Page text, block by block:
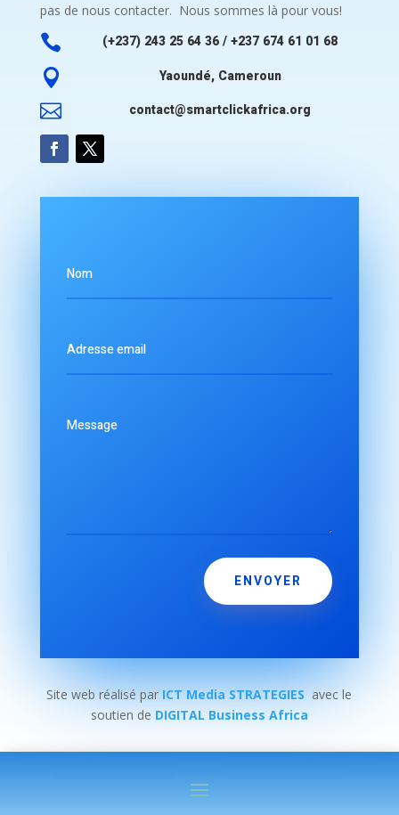
pas de nous contacter. Nous sommes là pour vous!
 (+237) 243 25 64 36 / +237 674 61 01 68
 Yaoundé, Cameroun
 contact@smartclickafrica.org
ENVOYER
Site web réalisé par ICT Media STRATEGIES avec le
soutien de DIGITAL Business Africa